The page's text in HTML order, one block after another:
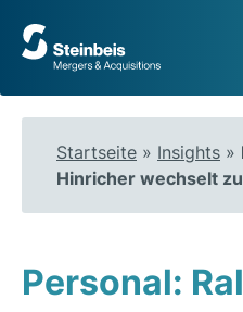
Zur
Startseite
Startseite » Insights »
Hinricher wechselt
Personal: